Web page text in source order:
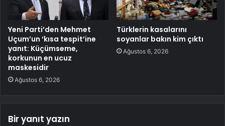
Yeni Parti’den Mehmet
Uçum’un ‘kısa tespit’ine
yanıt: Küçümseme,
korkunun en ucuz
maskesidir
Ağustos 6, 2026
Türklerin kasalarını
soyanlar bakın kim çıktı
Ağustos 6, 2026
Bir yanıt yazın